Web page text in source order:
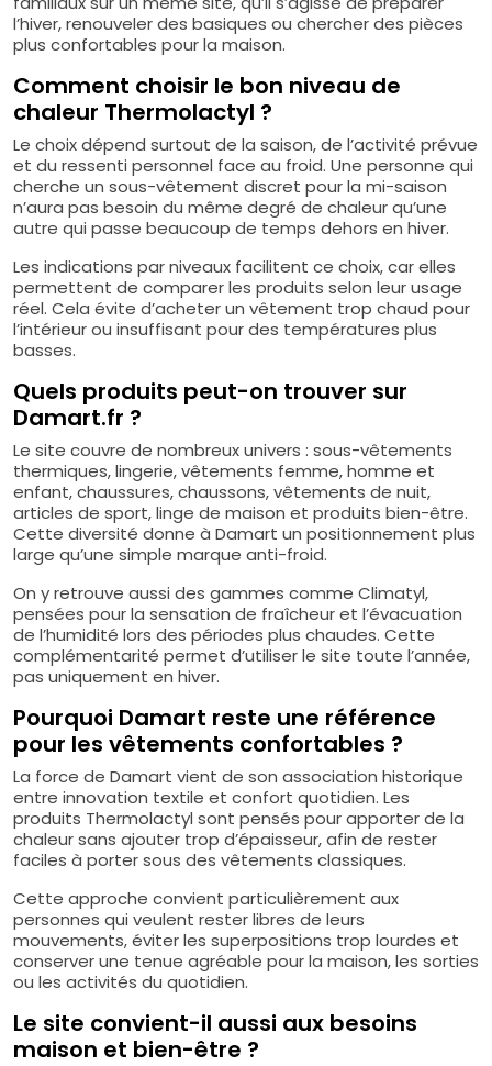
l’hiver, renouveler des basiques ou chercher des pièces
plus confortables pour la maison.
Comment choisir le bon niveau de
chaleur Thermolactyl ?
Le choix dépend surtout de la saison, de l’activité prévue
et du ressenti personnel face au froid. Une personne qui
cherche un sous-vêtement discret pour la mi-saison
n’aura pas besoin du même degré de chaleur qu’une
autre qui passe beaucoup de temps dehors en hiver.
Les indications par niveaux facilitent ce choix, car elles
permettent de comparer les produits selon leur usage
réel. Cela évite d’acheter un vêtement trop chaud pour
l’intérieur ou insuffisant pour des températures plus
basses.
Quels produits peut-on trouver sur
Damart.fr ?
Le site couvre de nombreux univers : sous-vêtements
thermiques, lingerie, vêtements femme, homme et
enfant, chaussures, chaussons, vêtements de nuit,
articles de sport, linge de maison et produits bien-être.
Cette diversité donne à Damart un positionnement plus
large qu’une simple marque anti-froid.
On y retrouve aussi des gammes comme Climatyl,
pensées pour la sensation de fraîcheur et l’évacuation
de l’humidité lors des périodes plus chaudes. Cette
complémentarité permet d’utiliser le site toute l’année,
pas uniquement en hiver.
Pourquoi Damart reste une référence
pour les vêtements confortables ?
La force de Damart vient de son association historique
entre innovation textile et confort quotidien. Les
produits Thermolactyl sont pensés pour apporter de la
chaleur sans ajouter trop d’épaisseur, afin de rester
faciles à porter sous des vêtements classiques.
Cette approche convient particulièrement aux
personnes qui veulent rester libres de leurs
mouvements, éviter les superpositions trop lourdes et
conserver une tenue agréable pour la maison, les sorties
ou les activités du quotidien.
Le site convient-il aussi aux besoins
maison et bien-être ?